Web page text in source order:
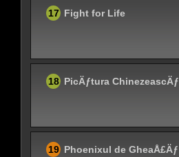
17 Fight for Life
18 PicÄƒtura ChinezeascÄƒ
19 Phoenixul de GheaÅ£Äƒ